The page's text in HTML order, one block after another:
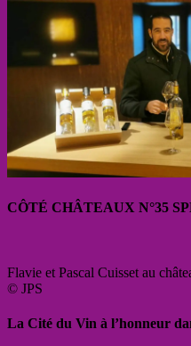
CÔTÉ CHÂTEAUX N°35
Flavie et Pascal Cuisset au
© JPS
La Cité du Vin à l’honneur